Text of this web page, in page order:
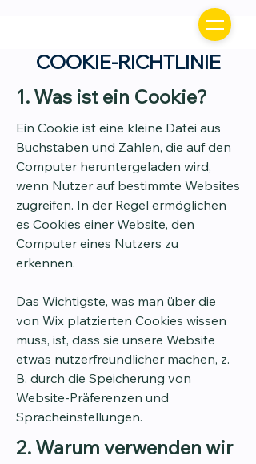
COOKIE-RICHTLINIE
1. Was ist ein Cookie?
Ein Cookie ist eine kleine Datei aus
Buchstaben und Zahlen, die auf den
Computer heruntergeladen wird,
wenn Nutzer auf bestimmte Websites
zugreifen. In der Regel ermöglichen
es Cookies einer Website, den
Computer eines Nutzers zu
erkennen.
Das Wichtigste, was man über die
von Wix platzierten Cookies wissen
muss, ist, dass sie unsere Website
etwas nutzerfreundlicher machen, z.
B. durch die Speicherung von
Website-Präferenzen und
Spracheinstellungen.
2. Warum verwenden wir